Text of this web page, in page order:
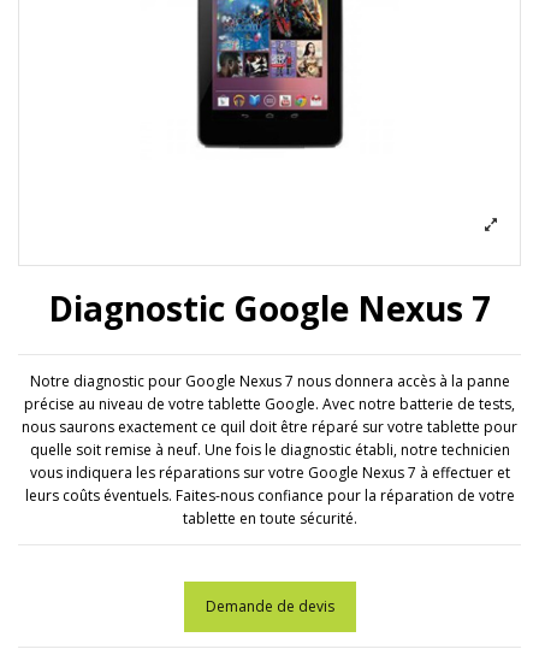
Diagnostic Google Nexus 7
Notre diagnostic pour Google Nexus 7 nous donnera accès à la panne
précise au niveau de votre tablette Google. Avec notre batterie de tests,
nous saurons exactement ce quil doit être réparé sur votre tablette pour
quelle soit remise à neuf. Une fois le diagnostic établi, notre technicien
vous indiquera les réparations sur votre Google Nexus 7 à effectuer et
leurs coûts éventuels. Faites-nous confiance pour la réparation de votre
tablette en toute sécurité.
Demande de devis